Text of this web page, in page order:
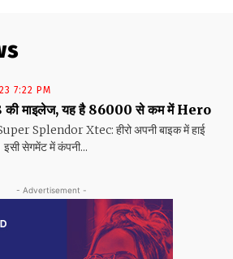
7:22 PM
की माइलेज, यह है 86000 से कम में Hero
Splendor Xtec: हीरो अपनी बाइक में हाई
इसी सेगमेंट में कंपनी...
- Advertisement -